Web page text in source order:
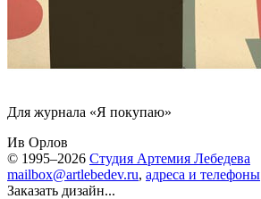
Для журнала «Я покупаю»
Ив Орлов
© 1995–2026 Студия Артемия Лебедева
mailbox@artlebedev.ru, адреса и телефоны
Заказать дизайн...